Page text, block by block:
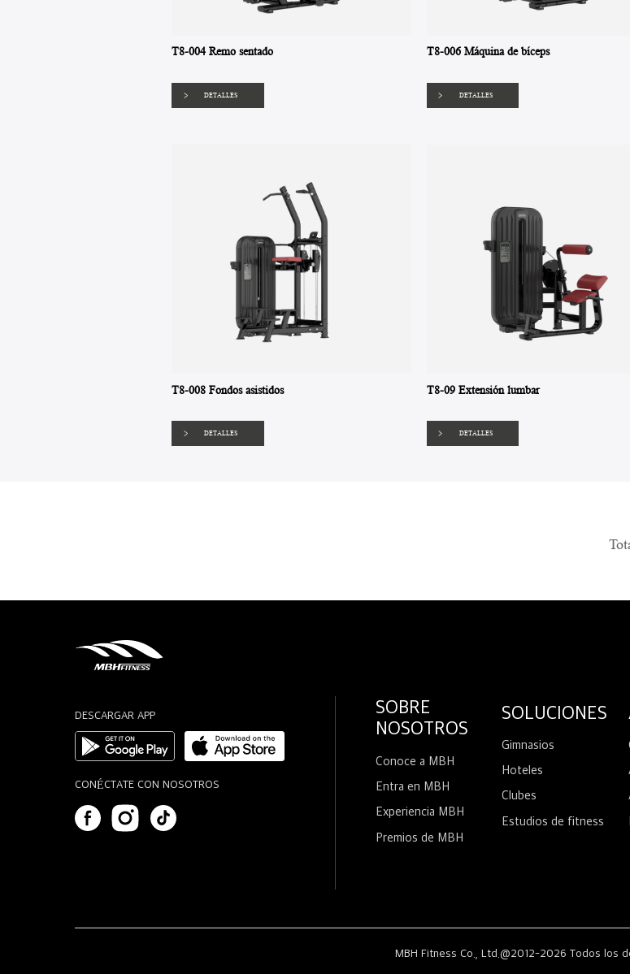
T8-004 Remo sentado
DETALLES
T8-006 Máquina de bíceps
DETALLES
T8-008 Fondos asistidos
DETALLES
T8-09 Extensión lumbar
DETALLES
DESCARGAR APP
CONÉCTATE CON NOSOTROS
SOBRE
NOSOTROS
Conoce a MBH
Entra en MBH
Experiencia MBH
Premios de MBH
SOLUCIONES
Gimnasios
Hoteles
Clubes
Estudios de fitness
MBH Fitness Co., Ltd.@2012-2026 Todos los